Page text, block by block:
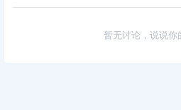
暂无讨论，说说你